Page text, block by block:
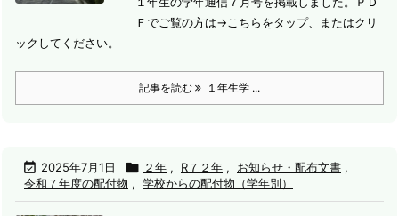
Ｆでご覧の方は→こちらをタップ、またはクリ
ックしてください。
記事を読む １年生学 ...
 2025年7月1日  ２年 , R７２年 , お知らせ・配布文書 ,
令和７年度の配付物 , 学校からの配付物（学年別）